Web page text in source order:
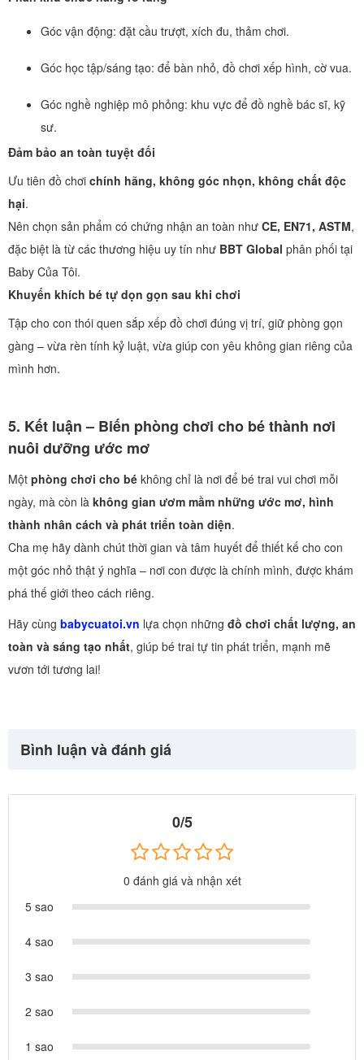
Góc vận động: đặt cầu trượt, xích đu, thảm chơi.
Góc học tập/sáng tạo: để bàn nhỏ, đồ chơi xếp hình, cờ vua.
Góc nghề nghiệp mô phỏng: khu vực để đồ nghề bác sĩ, kỹ
sư.
Đảm bảo an toàn tuyệt đối
Ưu tiên đồ chơi chính hãng, không góc nhọn, không chất độc
hại.
Nên chọn sản phẩm có chứng nhận an toàn như CE, EN71, ASTM,
đặc biệt là từ các thương hiệu uy tín như BBT Global phân phối tại
Baby Của Tôi.
Khuyến khích bé tự dọn gọn sau khi chơi
Tập cho con thói quen sắp xếp đồ chơi đúng vị trí, giữ phòng gọn
gàng – vừa rèn tính kỷ luật, vừa giúp con yêu không gian riêng của
mình hơn.
5. Kết luận – Biến phòng chơi cho bé thành nơi
nuôi dưỡng ước mơ
Một phòng chơi cho bé không chỉ là nơi để bé trai vui chơi mỗi
ngày, mà còn là không gian ươm mầm những ước mơ, hình
thành nhân cách và phát triển toàn diện.
Cha mẹ hãy dành chút thời gian và tâm huyết để thiết kế cho con
một góc nhỏ thật ý nghĩa – nơi con được là chính mình, được khám
phá thế giới theo cách riêng.
Hãy cùng babycuatoi.vn lựa chọn những đồ chơi chất lượng, an
toàn và sáng tạo nhất, giúp bé trai tự tin phát triển, mạnh mẽ
vươn tới tương lai!
Bình luận và đánh giá
0/5
0 đánh giá và nhận xét
5 sao
4 sao
3 sao
2 sao
1 sao